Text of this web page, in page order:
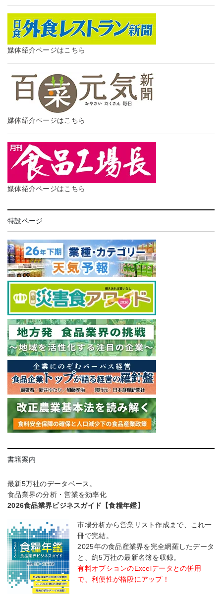
媒体紹介ページはこちら
媒体紹介ページはこちら
媒体紹介ページはこちら
特設ページ
書籍案内
最新5万社のデータベース。
食品業界の分析・営業を効率化
2026食品業界ビジネスガイド【食糧年鑑】
市場分析から営業リスト作成まで、これ一
冊で完結。
2025年の食品産業界を完全網羅したデータ
と、約5万社の最新名簿を収録。
有料オプションのExcelデータとの併用
で、利便性が格段にアップ！